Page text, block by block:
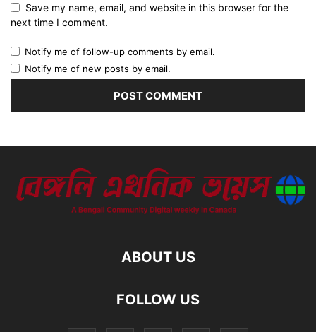
Save my name, email, and website in this browser for the
next time I comment.
Notify me of follow-up comments by email.
Notify me of new posts by email.
ABOUT US
FOLLOW US